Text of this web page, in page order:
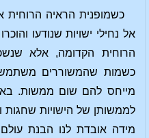
כשמופנית הראיה הרוחית
אל נחילי ישויות שנודעו
הרוחית הקדומה, אלא
כשמות שהמשוררים
מייחס להם שום ממשות.
לממשותן של הישויות
מידה אובדת לנו הבנת